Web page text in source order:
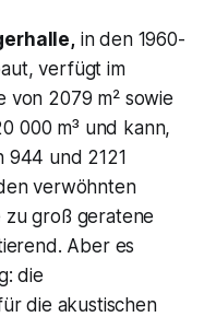
in den 1960-
verfügt im
von 2079 m² sowie
000 m³ und kann,
944 und 2121
verwöhnten
groß geratene
Aber es
die
die akustischen